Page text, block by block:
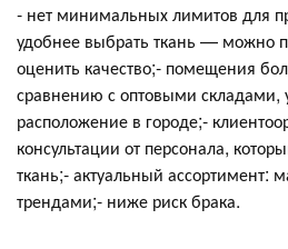
- нет минимальных лимитов для
удобнее выбрать ткань — можно
оценить качество;- помещения
сравнению с оптовыми складами,
расположение в городе;-
консультации от персонала,
ткань;- актуальный ассортимент:
трендами;- ниже риск брака.